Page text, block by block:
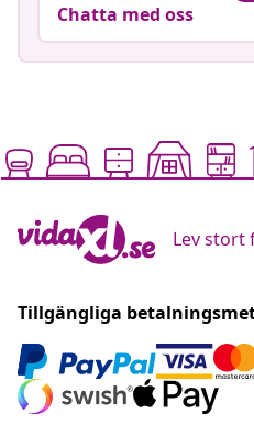
Chatta med oss
Lev stort
Tillgängliga